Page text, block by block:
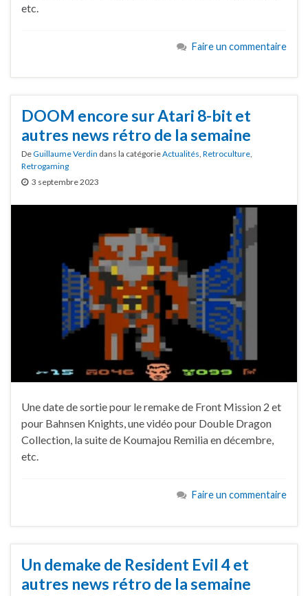
etc.
Faire un commentaire
DOOM encore sur Atari 8-bit et
autres news rétro de la semaine
DeGuillaume Verdin dans la catégorieActualités, Retroculture,
Retrogaming
3 septembre 2023
Une date de sortie pour le remake de Front Mission 2 et
pour Bahnsen Knights, une vidéo pour Double Dragon
Collection, la suite de Koumajou Remilia en décembre,
etc.
Faire un commentaire
Un demake de Resident Evil 4 et
autres news rétro de la semaine